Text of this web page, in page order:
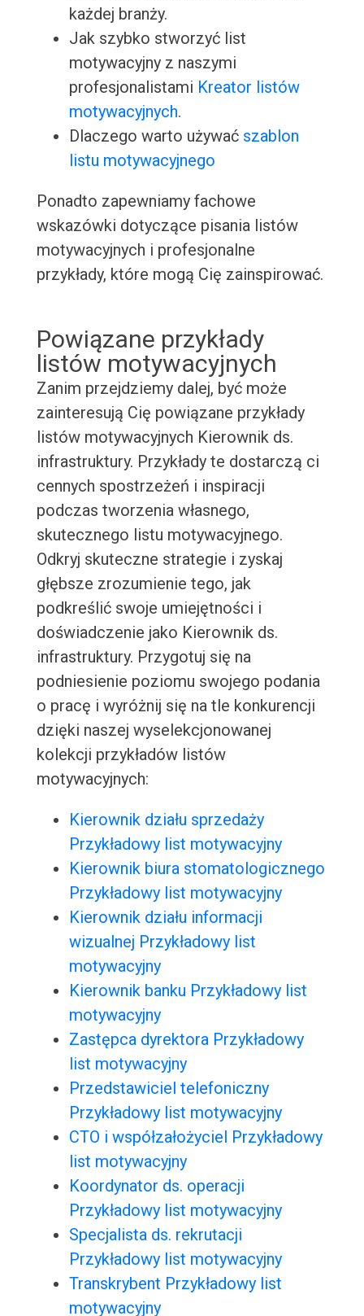
każdej branży.
Jak szybko stworzyć list
motywacyjny z naszymi
profesjonalistami Kreator listów
motywacyjnych.
Dlaczego warto używać szablon
listu motywacyjnego
Ponadto zapewniamy fachowe
wskazówki dotyczące pisania listów
motywacyjnych i profesjonalne
przykłady, które mogą Cię zainspirować.
Powiązane przykłady
listów motywacyjnych
Zanim przejdziemy dalej, być może
zainteresują Cię powiązane przykłady
listów motywacyjnych Kierownik ds.
infrastruktury. Przykłady te dostarczą ci
cennych spostrzeżeń i inspiracji
podczas tworzenia własnego,
skutecznego listu motywacyjnego.
Odkryj skuteczne strategie i zyskaj
głębsze zrozumienie tego, jak
podkreślić swoje umiejętności i
doświadczenie jako Kierownik ds.
infrastruktury. Przygotuj się na
podniesienie poziomu swojego podania
o pracę i wyróżnij się na tle konkurencji
dzięki naszej wyselekcjonowanej
kolekcji przykładów listów
motywacyjnych:
Kierownik działu sprzedaży
Przykładowy list motywacyjny
Kierownik biura stomatologicznego
Przykładowy list motywacyjny
Kierownik działu informacji
wizualnej Przykładowy list
motywacyjny
Kierownik banku Przykładowy list
motywacyjny
Zastępca dyrektora Przykładowy
list motywacyjny
Przedstawiciel telefoniczny
Przykładowy list motywacyjny
CTO i współzałożyciel Przykładowy
list motywacyjny
Koordynator ds. operacji
Przykładowy list motywacyjny
Specjalista ds. rekrutacji
Przykładowy list motywacyjny
Transkrybent Przykładowy list
motywacyjny